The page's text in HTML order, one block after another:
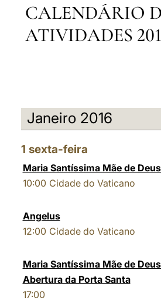
CALENDÁRIO
ATIVIDADES
Janeiro 2016
1 sexta-feira
Maria Santíssima Mãe de
10:00 Cidade do Vaticano
Angelus
12:00 Cidade do Vaticano
Maria Santíssima Mãe de
Abertura da Porta Santa
17:00